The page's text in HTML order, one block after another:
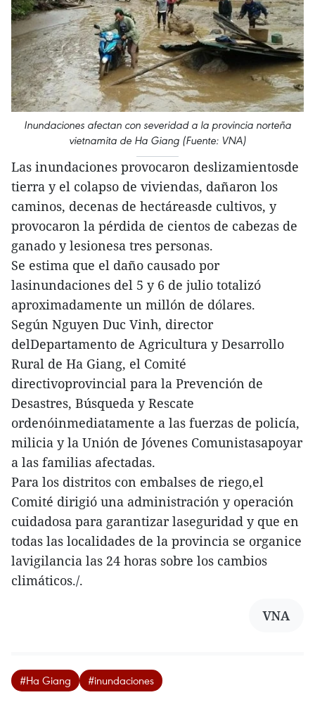
Inundaciones afectan con severidad a la provincia norteña
vietnamita de Ha Giang (Fuente: VNA)
Las inundaciones provocaron deslizamientosde
tierra y el colapso de viviendas, dañaron los
caminos, decenas de hectáreasde cultivos, y
provocaron la pérdida de cientos de cabezas de
ganado y lesionesa tres personas.
Se estima que el daño causado por
lasinundaciones del 5 y 6 de julio totalizó
aproximadamente un millón de dólares.
Según Nguyen Duc Vinh, director
delDepartamento de Agricultura y Desarrollo
Rural de Ha Giang, el Comité
directivoprovincial para la Prevención de
Desastres, Búsqueda y Rescate
ordenóinmediatamente a las fuerzas de policía,
milicia y la Unión de Jóvenes Comunistasapoyar
a las familias afectadas.
Para los distritos con embalses de riego,el
Comité dirigió una administración y operación
cuidadosa para garantizar laseguridad y que en
todas las localidades de la provincia se organice
lavigilancia las 24 horas sobre los cambios
climáticos./.
VNA
#Ha Giang #inundaciones